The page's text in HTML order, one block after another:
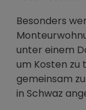
Besonders
unter einem
um Kosten zu
gemeinsam
in Schwaz